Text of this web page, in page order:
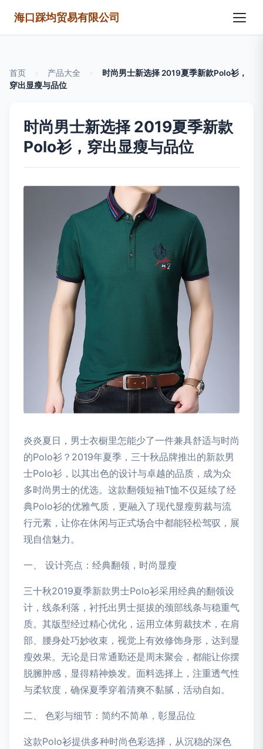
海口踩均贸易有限公司
首页 产品大全
时尚男士新选择 2019夏季新款Polo衫，
穿出显瘦与品位
时尚男士新选择 2019夏季新款
Polo衫，穿出显瘦与品位
炎炎夏日，男士衣橱里怎能少了一件兼具舒适与时尚
的Polo衫？2019年夏季，三十秋品牌推出的新款男
士Polo衫，以其出色的设计与卓越的品质，成为众
多时尚男士的优选。这款翻领短袖T恤不仅延续了经
典Polo衫的优雅气质，更融入了现代显瘦剪裁与流
行元素，让你在休闲与正式场合中都能轻松驾驭，展
现自信魅力。
一、 设计亮点：经典翻领，时尚显瘦
三十秋2019夏季新款男士Polo衫采用经典的翻领设
计，线条利落，衬托出男士挺拔的颈部线条与稳重气
质。其版型经过精心优化，运用立体剪裁技术，在肩
部、腰身处巧妙收束，视觉上有效修饰身形，达到显
瘦效果。无论是日常通勤还是周末聚会，都能让你摆
脱臃肿感，显得精神焕发。面料选择上，注重透气性
与柔软度，确保夏季穿着清爽不黏腻，活动自如。
二、 色彩与细节：简约不简单，彰显品位
这款Polo衫提供多种时尚色彩选择，从沉稳的深色